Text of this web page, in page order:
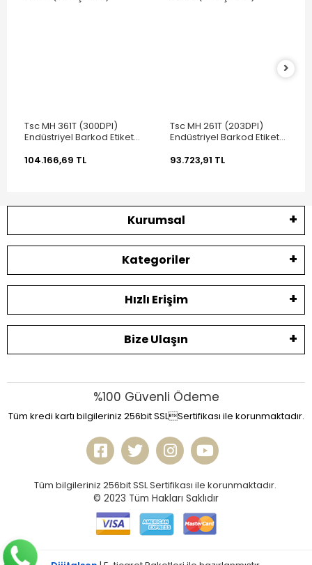
Tsc MH 361T (300DPI)
Endüstriyel Barkod Etiket
104.166,69 TL
Tsc MH 261T (203DPI)
Endüstriyel Barkod Etiket
93.723,91 TL
Kurumsal
Kategoriler
Hızlı Erişim
Bize Ulaşın
%100 Güvenli Ödeme
Tüm kredi kartı bilgileriniz 256bit SSLSertifikası ile korunmaktadır.
Tüm bilgileriniz 256bit SSL Sertifikası ile korunmaktadır.
© 2023 Tüm Hakları Saklıdır